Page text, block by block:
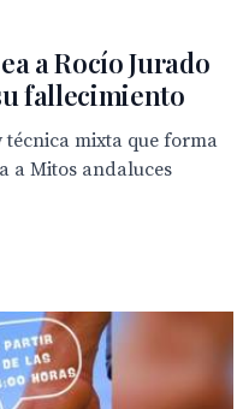
a Rocío Jurado
fallecimiento
técnica mixta que forma
a Mitos andaluces